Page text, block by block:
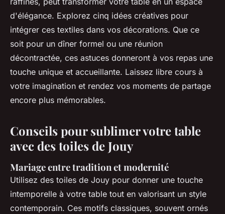
votre table avec des toiles de
jouy
Pauline•11 octobre 2025•5 min de lecture
d'élégance. Explorez cinq idées créatives pour
intégrer ces textiles dans vos décorations. Que ce
soit pour un dîner formel ou une réunion
décontractée, ces astuces donneront à vos repas une
touche unique et accueillante. Laissez libre cours à
votre imagination et rendez vos moments de partage
encore plus mémorables.
Conseils pour sublimer votre table
avec des toiles de Jouy
Mariage entre tradition et modernité
Utilisez des toiles de Jouy pour donner une touche
intemporelle à votre table tout en valorisant un style
contemporain. Ces motifs classiques, souvent ornés